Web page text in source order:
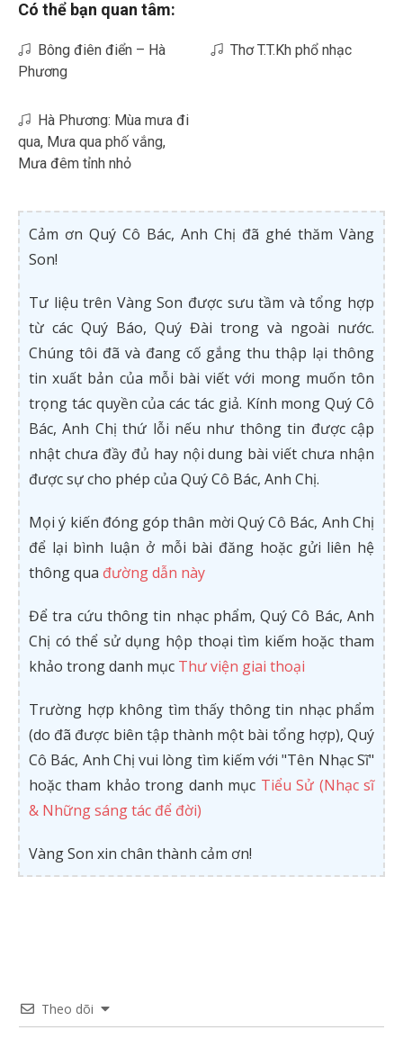
Có thể bạn quan tâm:
Bông điên điển – Hà
Phương
Thơ T.T.Kh phổ nhạc
Hà Phương: Mùa mưa đi
qua, Mưa qua phố vắng,
Mưa đêm tỉnh nhỏ
Cảm ơn Quý Cô Bác, Anh Chị đã ghé thăm Vàng
Son!
Tư liệu trên Vàng Son được sưu tầm và tổng hợp
từ các Quý Báo, Quý Đài trong và ngoài nước.
Chúng tôi đã và đang cố gắng thu thập lại thông
tin xuất bản của mỗi bài viết với mong muốn tôn
trọng tác quyền của các tác giả. Kính mong Quý Cô
Bác, Anh Chị thứ lỗi nếu như thông tin được cập
nhật chưa đầy đủ hay nội dung bài viết chưa nhận
được sự cho phép của Quý Cô Bác, Anh Chị.
Mọi ý kiến đóng góp thân mời Quý Cô Bác, Anh Chị
để lại bình luận ở mỗi bài đăng hoặc gửi liên hệ
thông qua đường dẫn này
Để tra cứu thông tin nhạc phẩm, Quý Cô Bác, Anh
Chị có thể sử dụng hộp thoại tìm kiếm hoặc tham
khảo trong danh mục Thư viện giai thoại
Trường hợp không tìm thấy thông tin nhạc phẩm
(do đã được biên tập thành một bài tổng hợp), Quý
Cô Bác, Anh Chị vui lòng tìm kiếm với "Tên Nhạc Sĩ"
hoặc tham khảo trong danh mục Tiểu Sử (Nhạc sĩ
& Những sáng tác để đời)
Vàng Son xin chân thành cảm ơn!
Theo dõi